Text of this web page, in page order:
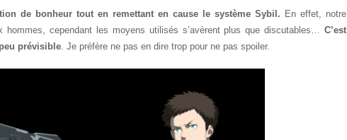
de bonheur tout en remettant en cause le système Sybil. En effet, notre
hommes, cependant les moyens utilisés s’avèrent plus que discutables… C’est
prévisible. Je préfère ne pas en dire trop pour ne pas spoiler.